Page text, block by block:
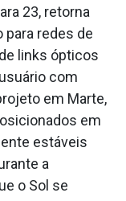
23, retorna
para redes de
links ópticos
com
em Marte,
em
estáveis
a
o Sol se